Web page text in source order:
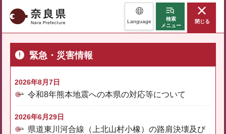
奈良県 Language
検索
メニュー
閉じる
緊急・災害情報
2026年8月7日
令和8年熊本地震への本県の対応等について
2026年6月29日
県道東川河合線（上北山村小橡）の路肩決壊及び